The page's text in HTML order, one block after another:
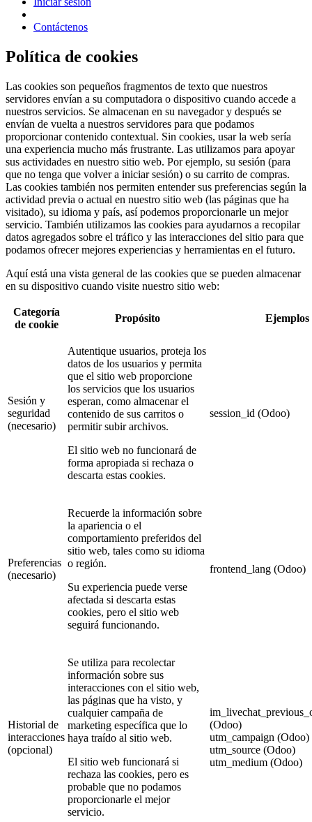
Contáctenos
Política de cookies
Las cookies son pequeños fragmentos de texto que nuestros
servidores envían a su computadora o dispositivo cuando accede a
nuestros servicios. Se almacenan en su navegador y después se
envían de vuelta a nuestros servidores para que podamos
proporcionar contenido contextual. Sin cookies, usar la web sería
una experiencia mucho más frustrante. Las utilizamos para apoyar
sus actividades en nuestro sitio web. Por ejemplo, su sesión (para
que no tenga que volver a iniciar sesión) o su carrito de compras.
Las cookies también nos permiten entender sus preferencias según la
actividad previa o actual en nuestro sitio web (las páginas que ha
visitado), su idioma y país, así podemos proporcionarle un mejor
servicio. También utilizamos las cookies para ayudarnos a recopilar
datos agregados sobre el tráfico y las interacciones del sitio para que
podamos ofrecer mejores experiencias y herramientas en el futuro.
Aquí está una vista general de las cookies que se pueden almacenar
en su dispositivo cuando visite nuestro sitio web:
Categoría
de cookie
Propósito Ejemplos
Sesión y
seguridad
(necesario)
Autentique usuarios, proteja los
datos de los usuarios y permita
que el sitio web proporcione
los servicios que los usuarios
esperan, como almacenar el
contenido de sus carritos o
permitir subir archivos.
El sitio web no funcionará de
forma apropiada si rechaza o
descarta estas cookies.
session_id (Odoo)
Preferencias
(necesario)
Recuerde la información sobre
la apariencia o el
comportamiento preferidos del
sitio web, tales como su idioma
o región.
Su experiencia puede verse
afectada si descarta estas
cookies, pero el sitio web
seguirá funcionando.
frontend_lang (Odoo)
Historial de
interacciones
(opcional)
Se utiliza para recolectar
información sobre sus
interacciones con el sitio web,
las páginas que ha visto, y
cualquier campaña de
marketing específica que lo
haya traído al sitio web.
El sitio web funcionará si
rechaza las cookies, pero es
probable que no podamos
proporcionarle el mejor
servicio.
(Odoo)
utm_campaign (Odoo)
utm_source (Odoo)
utm_medium (Odoo)